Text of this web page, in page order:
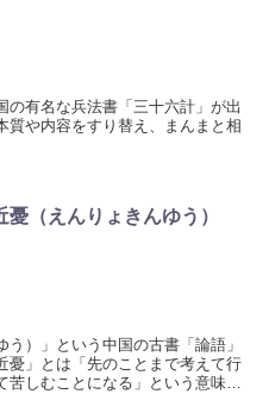
の有名な兵法書「三十六計」が出
質や内容をすり替え、まんまと相
憂（えんりょきんゆう）
）」という中国の古書「論語」
憂」とは「先のことまで考えて行
苦しむことになる」という意味で